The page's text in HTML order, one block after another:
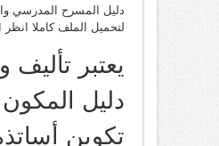
دليل المسرح المدرسي
لتحميل الملف كاملا
يعتبر تأليف
دليل المكون
تكوين